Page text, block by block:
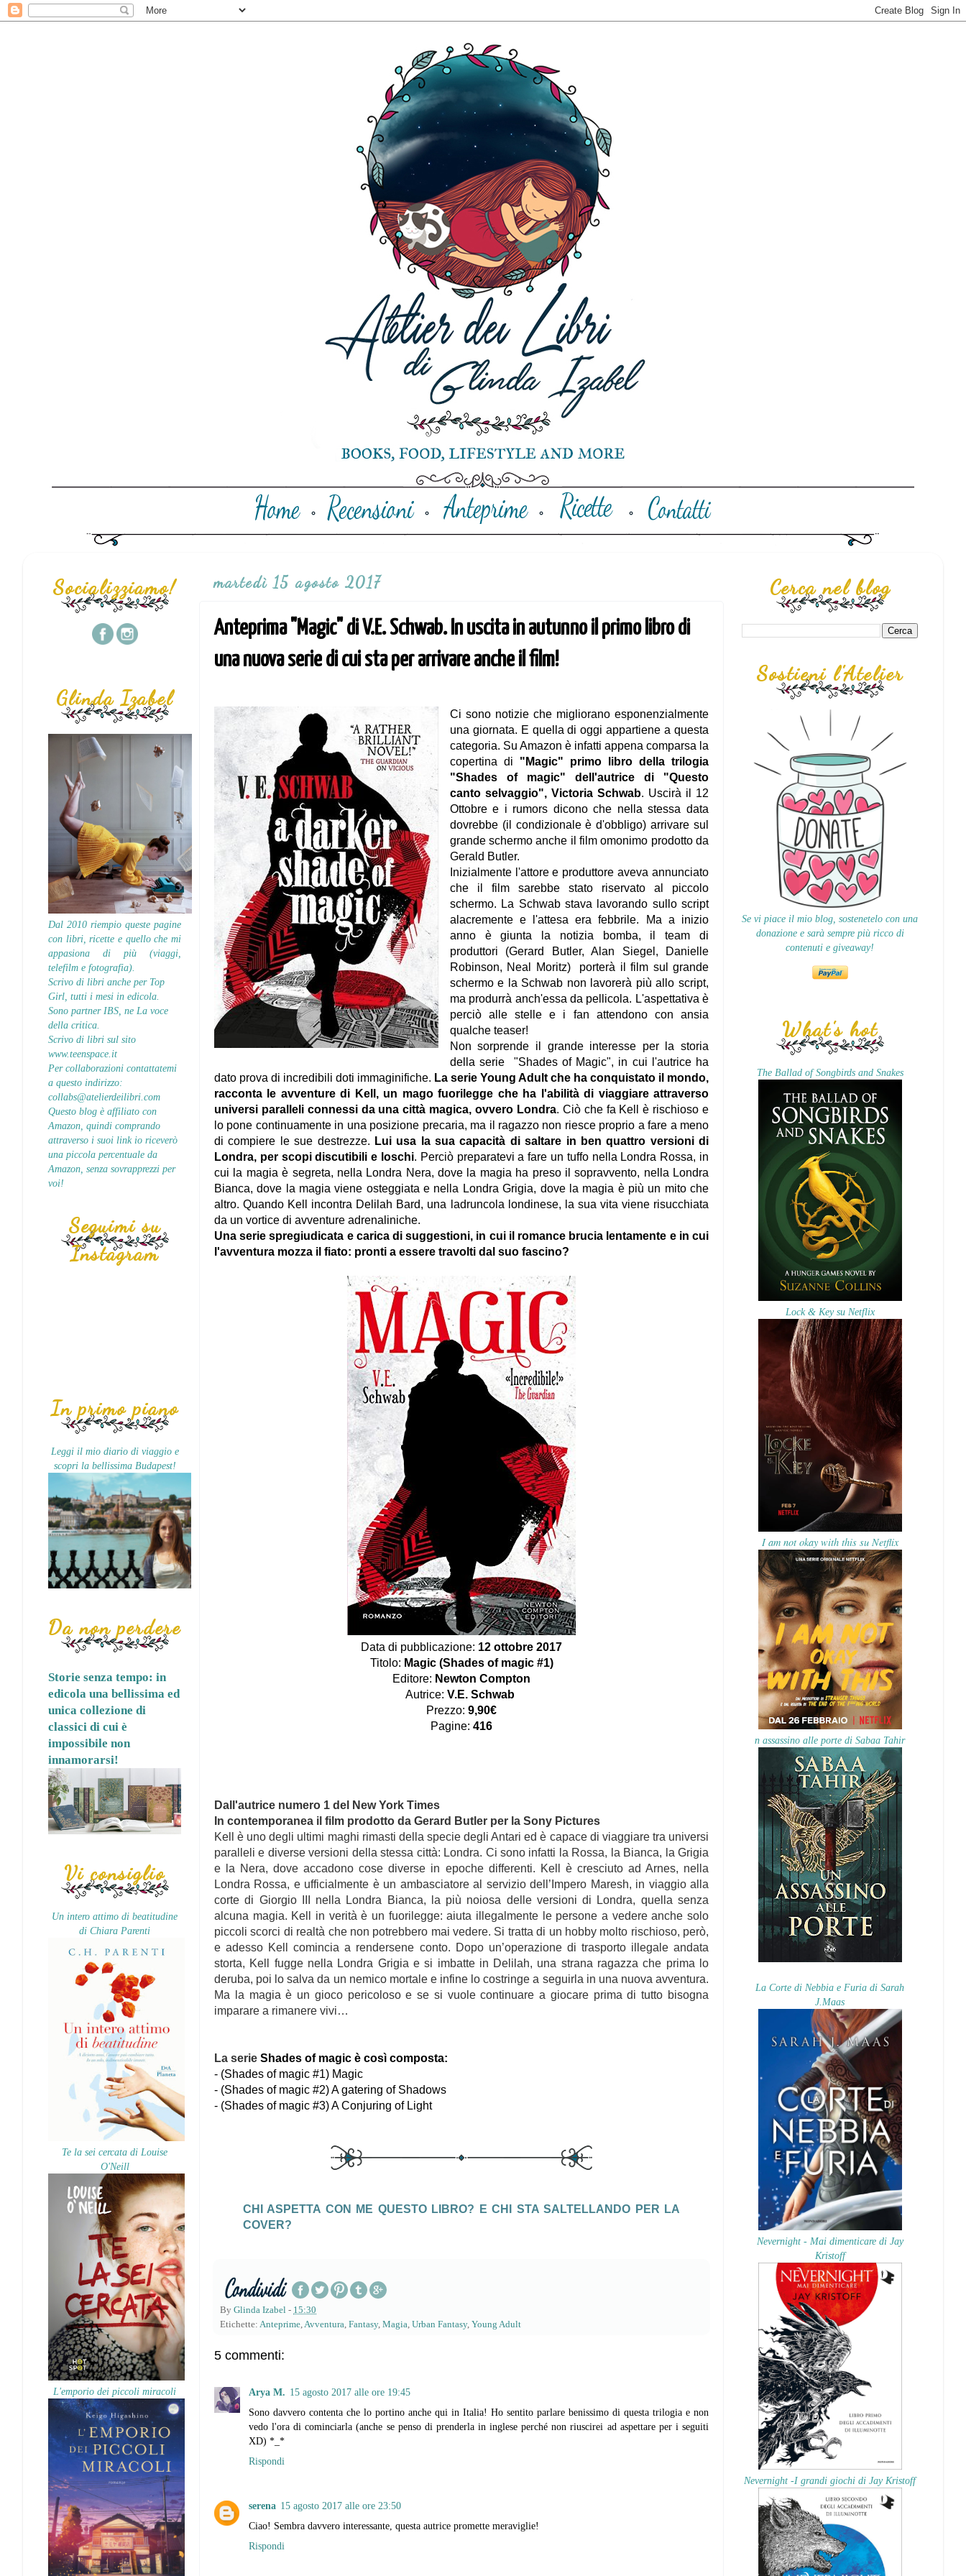
martedì 15 agosto 2017
Anteprima "Magic" di V.E. Schwab. In uscita in autunno il primo libro di
una nuova serie di cui sta per arrivare anche il film!
Ci sono notizie che migliorano esponenzialmente
una giornata. E quella di oggi appartiene a questa
categoria. Su Amazon è infatti appena comparsa la
copertina di "Magic" primo libro della trilogia
"Shades of magic" dell'autrice di "Questo
canto selvaggio", Victoria Schwab. Uscirà il 12
Ottobre e i rumors dicono che nella stessa data
dovrebbe (il condizionale è d'obbligo) arrivare sul
grande schermo anche il film omonimo prodotto da
Gerald Butler.
Inizialmente l'attore e produttore aveva annunciato
che il film sarebbe stato riservato al piccolo
schermo. La Schwab stava lavorando sullo script
alacremente e l'attesa era febbrile. Ma a inizio
anno è giunta la notizia bomba, il team di
produttori (Gerard Butler, Alan Siegel, Danielle
Robinson, Neal Moritz) porterà il film sul grande
schermo e la Schwab non lavorerà più allo script,
ma produrrà anch'essa da pellicola. L'aspettativa è
perciò alle stelle e i fan attendono con ansia
qualche teaser!
Non sorprende il grande interesse per la storia
della serie "Shades of Magic", in cui l'autrice ha
dato prova di incredibili doti immaginifiche. La serie Young Adult che ha conquistato il mondo,
racconta le avventure di Kell, un mago fuorilegge che ha l'abilità di viaggiare attraverso
universi paralleli connessi da una città magica, ovvero Londra. Ciò che fa Kell è rischioso e
lo pone continuamente in una posizione precaria, ma il ragazzo non riesce proprio a fare a meno
di compiere le sue destrezze. Lui usa la sua capacità di saltare in ben quattro versioni di
Londra, per scopi discutibili e loschi. Perciò preparatevi a fare un tuffo nella Londra Rossa, in
cui la magia è segreta, nella Londra Nera, dove la magia ha preso il sopravvento, nella Londra
Bianca, dove la magia viene osteggiata e nella Londra Grigia, dove la magia è più un mito che
altro. Quando Kell incontra Delilah Bard, una ladruncola londinese, la sua vita viene risucchiata
da un vortice di avventure adrenaliniche.
Una serie spregiudicata e carica di suggestioni, in cui il romance brucia lentamente e in cui
l'avventura mozza il fiato: pronti a essere travolti dal suo fascino?
Data di pubblicazione: 12 ottobre 2017
Titolo: Magic (Shades of magic #1)
Editore: Newton Compton
Autrice: V.E. Schwab
Prezzo: 9,90€
Pagine: 416
Dall'autrice numero 1 del New York Times
In contemporanea il film prodotto da Gerard Butler per la Sony Pictures
Kell è uno degli ultimi maghi rimasti della specie degli Antari ed è capace di viaggiare tra universi
paralleli e diverse versioni della stessa città: Londra. Ci sono infatti la Rossa, la Bianca, la Grigia
e la Nera, dove accadono cose diverse in epoche differenti. Kell è cresciuto ad Arnes, nella
Londra Rossa, e ufficialmente è un ambasciatore al servizio dell’Impero Maresh, in viaggio alla
corte di Giorgio III nella Londra Bianca, la più noiosa delle versioni di Londra, quella senza
alcuna magia. Kell in verità è un fuorilegge: aiuta illegalmente le persone a vedere anche solo
piccoli scorci di realtà che non potrebbero mai vedere. Si tratta di un hobby molto rischioso, però,
e adesso Kell comincia a rendersene conto. Dopo un’operazione di trasporto illegale andata
storta, Kell fugge nella Londra Grigia e si imbatte in Delilah, una strana ragazza che prima lo
deruba, poi lo salva da un nemico mortale e infine lo costringe a seguirla in una nuova avventura.
Ma la magia è un gioco pericoloso e se si vuole continuare a giocare prima di tutto bisogna
imparare a rimanere vivi…
La serie Shades of magic è così composta:
- (Shades of magic #1) Magic
- (Shades of magic #2) A gatering of Shadows
- (Shades of magic #3) A Conjuring of Light
CHI ASPETTA CON ME QUESTO LIBRO? E CHI STA SALTELLANDO PER LA
COVER?
By Glinda Izabel - 15:30
Etichette: Anteprime,Avventura, Fantasy, Magia, Urban Fantasy, Young Adult
5 commenti:
Arya M. 15 agosto 2017 alle ore 19:45
Sono davvero contenta che lo portino anche qui in Italia! Ho sentito parlare benissimo di questa trilogia e non
vedo l'ora di cominciarla (anche se penso di prenderla in inglese perché non riuscirei ad aspettare per i seguiti
XD) *_*
Rispondi
serena 15 agosto 2017 alle ore 23:50
Ciao! Sembra davvero interessante, questa autrice promette meraviglie!
Rispondi
Socializziamo!
Glinda Izabel
Dal 2010 riempio queste pagine
con libri, ricette e quello che mi
appasiona di più (viaggi,
telefilm e fotografia).
Scrivo di libri anche per Top
Girl, tutti i mesi in edicola.
Sono partner IBS, ne La voce
della critica.
Scrivo di libri sul sito
www.teenspace.it
Per collaborazioni contattatemi
a questo indirizzo:
collabs@atelierdeilibri.com
Questo blog è affiliato con
Amazon, quindi comprando
attraverso i suoi link io riceverò
una piccola percentuale da
Amazon, senza sovrapprezzi per
voi!
Seguimi su
Instagram
In primo piano
Leggi il mio diario di viaggio e
scopri la bellissima Budapest!
Da non perdere
Storie senza tempo: in
edicola una bellissima ed
unica collezione di
classici di cui è
impossibile non
innamorarsi!
Vi consiglio
Un intero attimo di beatitudine
di Chiara Parenti
Te la sei cercata di Louise
O'Neill
L'emporio dei piccoli miracoli
Cerca nel blog
Sostieni l'Atelier
Se vi piace il mio blog, sostenetelo con una
donazione e sarà sempre più ricco di
contenuti e giveaway!
What's hot
The Ballad of Songbirds and Snakes
Lock & Key su Netflix
I am not okay with this su Netflix
n assassino alle porte di Sabaa Tahir
La Corte di Nebbia e Furia di Sarah
J.Maas
Nevernight - Mai dimenticare di Jay
Kristoff
Nevernight -I grandi giochi di Jay Kristoff